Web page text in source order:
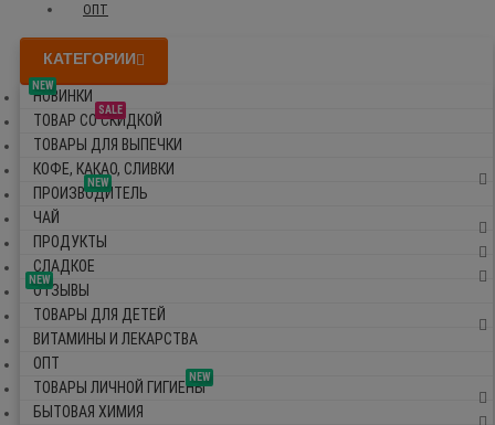
ОПТ
КАТЕГОРИИ
NEW
НОВИНКИ
SALE
ТОВАР СО СКИДКОЙ
ТОВАРЫ ДЛЯ ВЫПЕЧКИ
КОФЕ, КАКАО, СЛИВКИ
NEW
ПРОИЗВОДИТЕЛЬ
ЧАЙ
ПРОДУКТЫ
СЛАДКОЕ
NEW
ОТЗЫВЫ
ТОВАРЫ ДЛЯ ДЕТЕЙ
ВИТАМИНЫ И ЛЕКАРСТВА
ОПТ
NEW
ТОВАРЫ ЛИЧНОЙ ГИГИЕНЫ
БЫТОВАЯ ХИМИЯ